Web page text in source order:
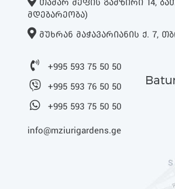
ᲗᲐᲛᲐᲠ ᲛᲔᲤᲘᲡ ᲒᲐᲛᲖᲘᲠᲘ 14,
ᲛᲓᲔᲑᲐᲠᲔᲝᲑᲐ)
ᲛᲣᲮᲠᲐᲜ ᲛᲐᲭᲐᲕᲐᲠᲘᲐᲜᲘᲡ Ქ. 7,
+995 593 75 50 50
+995 593 76 50 50
+995 593 75 50 50
info@mziurigardens.ge